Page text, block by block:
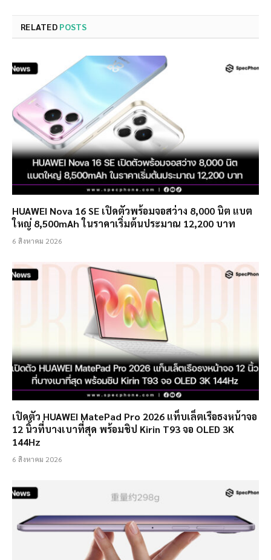
RELATED POSTS
HUAWEI Nova 16 SE เปิดตัวพร้อมจอสว่าง 8,000 นิต แบต
ใหญ่ 8,500mAh ในราคาเริ่มต้นประมาณ 12,200 บาท
6 สิงหาคม 2026
เปิดตัว HUAWEI MatePad Pro 2026 แท็บเล็ตเรือธงหน้าจอ
12 นิ้วที่บางเบาที่สุด พร้อมชิป Kirin T93 จอ OLED 3K
144Hz
6 สิงหาคม 2026